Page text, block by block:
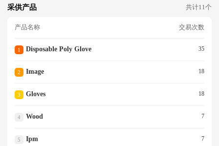
采供产品 共计11个
产品名称 交易次数
1 Disposable Poly Glove 35
2 Image 18
3 Gloves 18
4 Wood 7
5 Ipm 7